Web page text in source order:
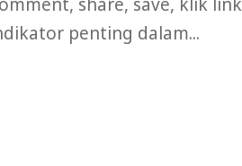
penting dalam...